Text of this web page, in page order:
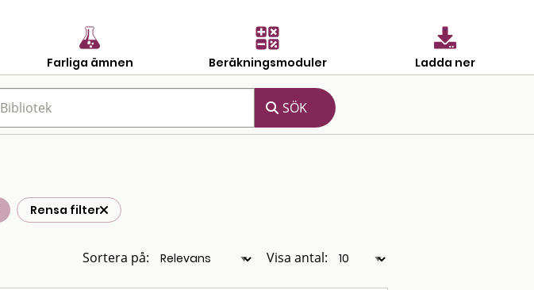
Farliga ämnen Beräkningsmoduler Ladda ner
Rensa filter
Sortera på: Visa antal: